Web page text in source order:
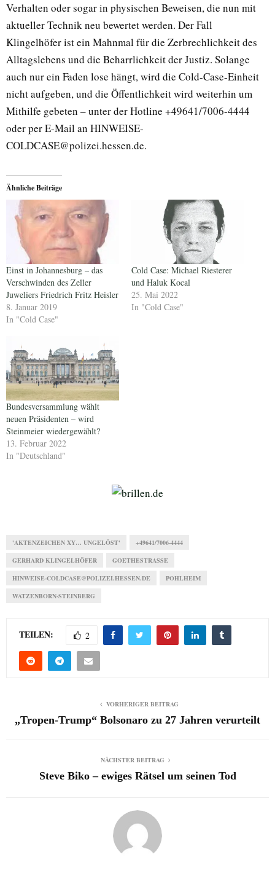
Verhalten oder sogar in physischen Beweisen, die nun mit
aktueller Technik neu bewertet werden. Der Fall
Klingelhöfer ist ein Mahnmal für die Zerbrechlichkeit des
Alltagslebens und die Beharrlichkeit der Justiz. Solange
auch nur ein Faden lose hängt, wird die Cold-Case-Einheit
nicht aufgeben, und die Öffentlichkeit wird weiterhin um
Mithilfe gebeten – unter der Hotline +49641/7006-4444
oder per E-Mail an HINWEISE-
COLDCASE@polizei.hessen.de.
Ähnliche Beiträge
Einst in Johannesburg – das
Verschwinden des Zeller
Juweliers Friedrich Fritz Heisler
8. Januar 2019
In "Cold Case"
Cold Case: Michael Riesterer
und Haluk Kocal
25. Mai 2022
In "Cold Case"
Bundesversammlung wählt
neuen Präsidenten – wird
Steinmeier wiedergewählt?
13. Februar 2022
In "Deutschland"
'AKTENZEICHEN XY… UNGELÖST' +49641/7006-4444
GERHARD KLINGELHÖFER GOETHESTRASSE
HINWEISE-COLDCASE@POLIZEI.HESSEN.DE POHLHEIM
WATZENBORN-STEINBERG
TEILEN: 2
VORHERIGER BEITRAG
„Tropen-Trump“ Bolsonaro zu 27 Jahren verurteilt
NÄCHSTER BEITRAG
Steve Biko – ewiges Rätsel um seinen Tod